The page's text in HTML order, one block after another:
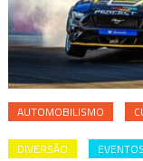
AUTOMOBILISMO
DIVERSÃO EVENTOS